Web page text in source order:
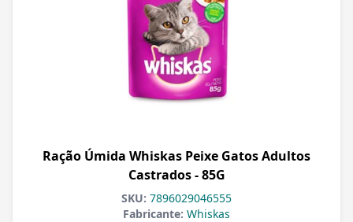
Ração Úmida Whiskas Peixe Gatos Adultos
Castrados - 85G
SKU: 7896029046555
Fabricante: Whiskas